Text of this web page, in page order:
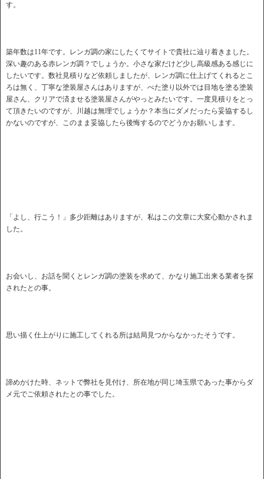
す。
築年数は11年です。レンガ調の家にしたくてサイトで貴社に辿り着きました。
深い趣のある赤レンガ調？でしょうか。小さな家だけど少し高級感ある感じに
したいです。数社見積りなど依頼しましたが、レンガ調に仕上げてくれるとこ
ろは無く、丁寧な塗装屋さんはありますが、べた塗り以外では目地を塗る塗装
屋さん、クリアで済ませる塗装屋さんがやっとみたいです。一度見積りをとっ
て頂きたいのですが、川越は無理でしょうか？本当にダメだったら妥協するし
かないのですが、このまま妥協したら後悔するのでどうかお願いします。
「よし、行こう！」多少距離はありますが、私はこの文章に大変心動かされま
した。
お会いし、お話を聞くとレンガ調の塗装を求めて、かなり施工出来る業者を探
されたとの事。
思い描く仕上がりに施工してくれる所は結局見つからなかったそうです。
諦めかけた時、ネットで弊社を見付け、所在地が同じ埼玉県であった事からダ
メ元でご依頼されたとの事でした。